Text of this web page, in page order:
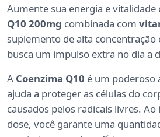
Aumente sua energia e vitalidade
Q10 200mg combinada com
suplemento de alta
busca um impulso extra no dia a
A Coenzima Q10 é um poderoso
ajuda a proteger as células do
causados pelos radicais livres.
dose, você garante uma